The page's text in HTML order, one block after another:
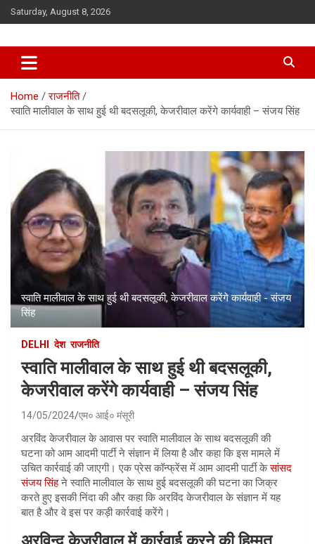
Skip
to
Saturday, August 8, 2026
Home
राजनीति
स्वाति मालीवाल के साथ हुई थी बदसलूकी, केजरीवाल करेंगे कार्यवाही – संजय सिंह
स्वाति मालीवाल के साथ हुई थी बदसलूकी, केजरीवाल करेंगे कार्यवाही - संजय
सिंह
DELHI देश राजनीति
स्वाति मालीवाल के साथ हुई थी बदसलूकी,
केजरीवाल करेंगे कार्यवाही – संजय सिंह
14/05/2024 एम० आई० मंसूरी
अरविंद केजरीवाल के आवास पर स्वाति मालीवाल के साथ बदसलूकी की
घटना को आम आदमी पार्टी ने संज्ञान में लिया है और कहा कि इस मामले में
उचित कार्रवाई की जाएगी। एक प्रेस कॉन्फ्रेंस में आम आदमी पार्टी केसांसद
संजय सिंहने स्वाति मालीवाल के साथ हुई बदसलूकी की घटना का जिक्र
करते हुए इसकी निंदा की और कहा कि अरविंद केजरीवाल के संज्ञान में यह
बात है और वे इस पर कड़ी कार्रवाई करेंगे।